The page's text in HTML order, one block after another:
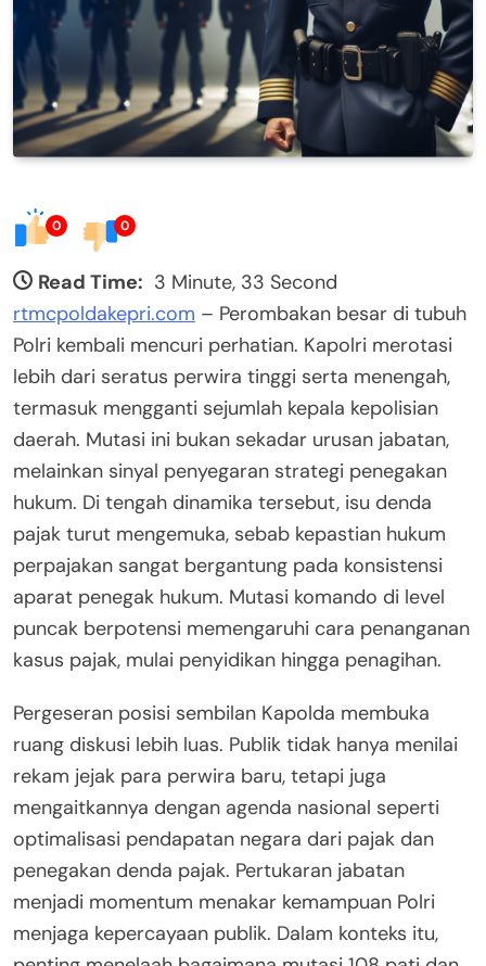
0 0
Read Time: 3 Minute, 33 Second
rtmcpoldakepri.com – Perombakan besar di tubuh
Polri kembali mencuri perhatian. Kapolri merotasi
lebih dari seratus perwira tinggi serta menengah,
termasuk mengganti sejumlah kepala kepolisian
daerah. Mutasi ini bukan sekadar urusan jabatan,
melainkan sinyal penyegaran strategi penegakan
hukum. Di tengah dinamika tersebut, isu denda
pajak turut mengemuka, sebab kepastian hukum
perpajakan sangat bergantung pada konsistensi
aparat penegak hukum. Mutasi komando di level
puncak berpotensi memengaruhi cara penanganan
kasus pajak, mulai penyidikan hingga penagihan.
Pergeseran posisi sembilan Kapolda membuka
ruang diskusi lebih luas. Publik tidak hanya menilai
rekam jejak para perwira baru, tetapi juga
mengaitkannya dengan agenda nasional seperti
optimalisasi pendapatan negara dari pajak dan
penegakan denda pajak. Pertukaran jabatan
menjadi momentum menakar kemampuan Polri
menjaga kepercayaan publik. Dalam konteks itu,